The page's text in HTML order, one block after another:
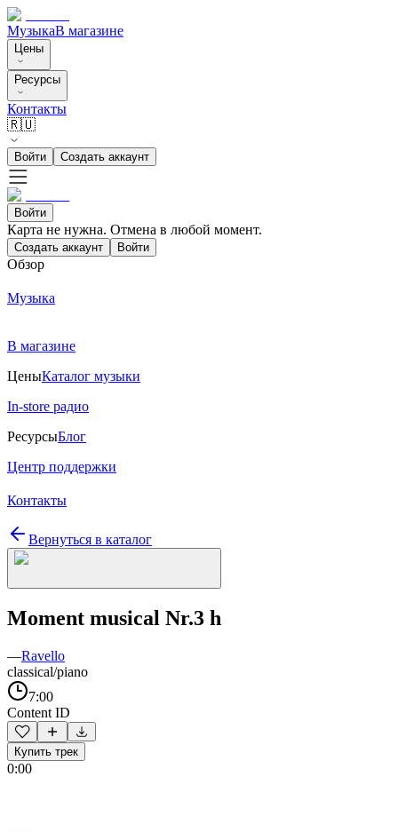
МузыкаВ магазине
Цены
Ресурсы
Контакты
🇷🇺
Войти Создать аккаунт
Войти
Карта не нужна. Отмена в любой момент.
Создать аккаунт Войти
Обзор
Музыка
В магазине
ЦеныКаталог музыки
In-store радио
РесурсыБлог
Центр поддержки
Контакты
Вернуться в каталог
Moment musical Nr.3 h
—Ravello
classical/piano
7:00
Content ID
Купить трек
0:00